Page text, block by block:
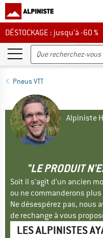
DÉSTOCKAGE : jusqu'à -60 %
DÉSTOCKAGE : jusqu'à -60
Pneus VTT
Alpiniste
"LE PRODUIT
Soit il s'agit d'un ancien
ou ne commanderons
Ne désespérez pas, nous
de rechange à vous
LES ALPINISTES